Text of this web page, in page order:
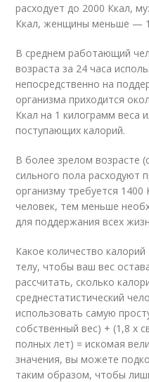
расходует до 2000 Ккал,
Ккал, женщины меньше —
В среднем работающий
возраста за 24 часа
непосредственно на
организма приходится
Ккал на 1 килограмм веса
поступающих калорий.
В более зрелом возрасте
сильного пола расходуют
организму требуется
человек, тем меньше
для поддержания всех
Какое количество
телу, чтобы ваш вес
рассчитать, сколько
среднестатистический
использовать самую
собственный вес) + (1,8 х
полных лет) = искомая
значения, вы можете
таким образом, чтобы